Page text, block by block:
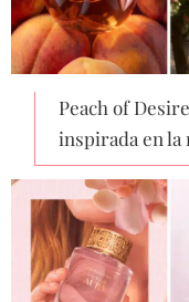
Peach of
inspirada en